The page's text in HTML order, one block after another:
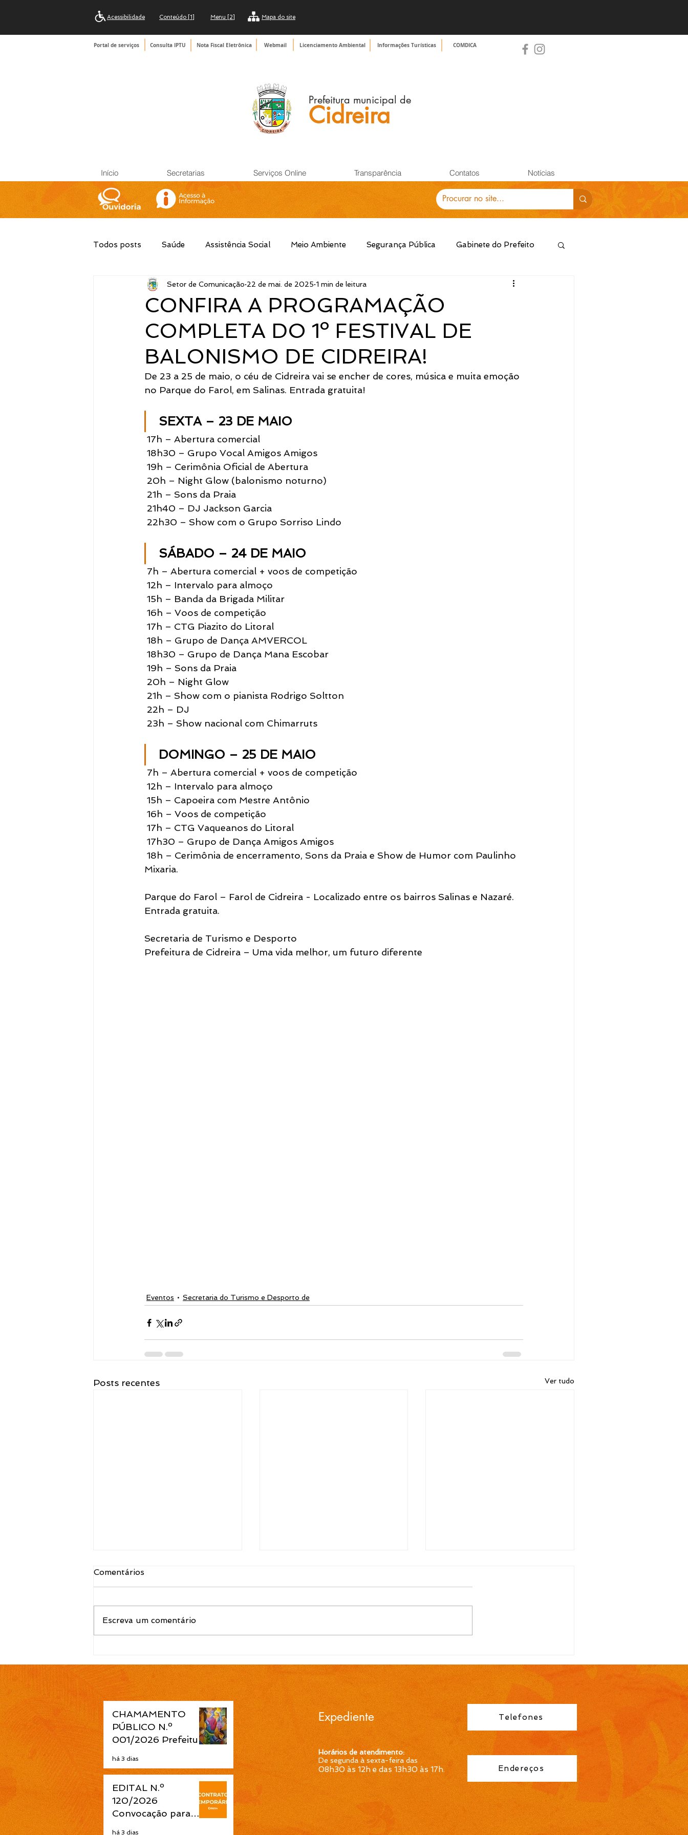
Acessibilidade Conteúdo [1] Menu [2] Mapa do site
Portal de serviços Consulta IPTU Nota Fiscal Eletrônica Webmail Licenciamento Ambiental Informações Turísticas COMDICA
Prefeitura municipal de
Cidreira
Início Secretarias Serviços Online Transparência Contatos Notícias
Todos posts Saúde Assistência Social Meio Ambiente Segurança Pública Gabinete do Prefeito
Secretaria de Obras IPTU Educação Cultura Decreto
Procuradoria Jurídica Corsan Nota Secretaria da Fazenda Procuradoria Municipal de Cidreira
Meio Ambiente, Pesca e Agricultura CRAS
CONFIRA A PROGRAMAÇÃO
COMPLETA DO 1º FESTIVAL DE
BALONISMO DE CIDREIRA!
Setor de Comunicação 22 de mai. de 2025 1 min de leitura
De 23 a 25 de maio, o céu de Cidreira vai se encher de cores, música e muita emoção
no Parque do Farol, em Salinas. Entrada gratuita!
SEXTA – 23 DE MAIO
17h – Abertura comercial
18h30 – Grupo Vocal Amigos Amigos
19h – Cerimônia Oficial de Abertura
20h – Night Glow (balonismo noturno)
21h – Sons da Praia
21h40 – DJ Jackson Garcia
22h30 – Show com o Grupo Sorriso Lindo
SÁBADO – 24 DE MAIO
7h – Abertura comercial + voos de competição
12h – Intervalo para almoço
15h – Banda da Brigada Militar
16h – Voos de competição
17h – CTG Piazito do Litoral
18h – Grupo de Dança AMVERCOL
18h30 – Grupo de Dança Mana Escobar
19h – Sons da Praia
20h – Night Glow
21h – Show com o pianista Rodrigo Soltton
22h – DJ
23h – Show nacional com Chimarruts
DOMINGO – 25 DE MAIO
7h – Abertura comercial + voos de competição
12h – Intervalo para almoço
15h – Capoeira com Mestre Antônio
16h – Voos de competição
17h – CTG Vaqueanos do Litoral
17h30 – Grupo de Dança Amigos Amigos
18h – Cerimônia de encerramento, Sons da Praia e Show de Humor com Paulinho
Mixaria.
Parque do Farol – Farol de Cidreira - Localizado entre os bairros Salinas e Nazaré.
Entrada gratuita.
Secretaria de Turismo e Desporto
Prefeitura de Cidreira – Uma vida melhor, um futuro diferente
Eventos Secretaria do Turismo e Desporto de
Posts recentes Ver tudo
de Terreiras
2025 em Cidreira. ✨
FEIRA DO LIVRO 🍫📚
Comentários
Escreva um comentário
CHAMAMENTO
PÚBLICO N.º
001/2026 Prefeitura
culturais pela Política
Nacional Aldir Blanc
há 3 dias
EDITAL N.º
120/2026
Convocação para
há 3 dias
Expediente
Horários de atendimento:
De segunda à sexta-feira das
08h30 às 12h e das 13h30 às 17h
Telefones
Endereços